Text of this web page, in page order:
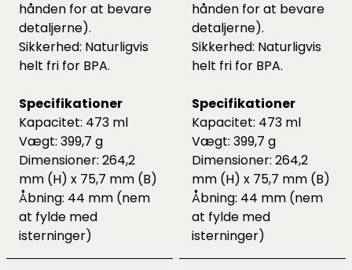
hånden for at bevare
detaljerne).
Sikkerhed: Naturligvis
helt fri for BPA.
Specifikationer
Kapacitet: 473 ml
Vægt: 399,7 g
Dimensioner: 264,2
mm (H) x 75,7 mm (B)
Åbning: 44 mm (nem
at fylde med
isterninger)
hånden for at bevare
detaljerne).
Sikkerhed: Naturligvis
helt fri for BPA.
Specifikationer
Kapacitet: 473 ml
Vægt: 399,7 g
Dimensioner: 264,2
mm (H) x 75,7 mm (B)
Åbning: 44 mm (nem
at fylde med
isterninger)